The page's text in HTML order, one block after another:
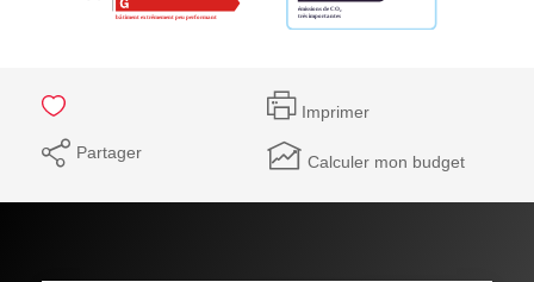
Imprimer
Partager Calculer mon budget